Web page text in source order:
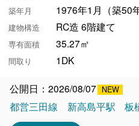
築年月 1976年1月（築50年
建物構造 RC造 6階建て
専有面積 35.27㎡
間取り 1DK
公開日：2026/08/07
都営三田線
新高島平駅 板